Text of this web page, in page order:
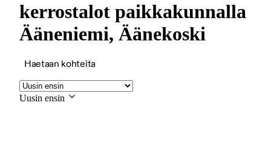
kerrostalot paikkakunnalla
Ääneniemi, Äänekoski
Haetaan kohteita
Uusin ensin